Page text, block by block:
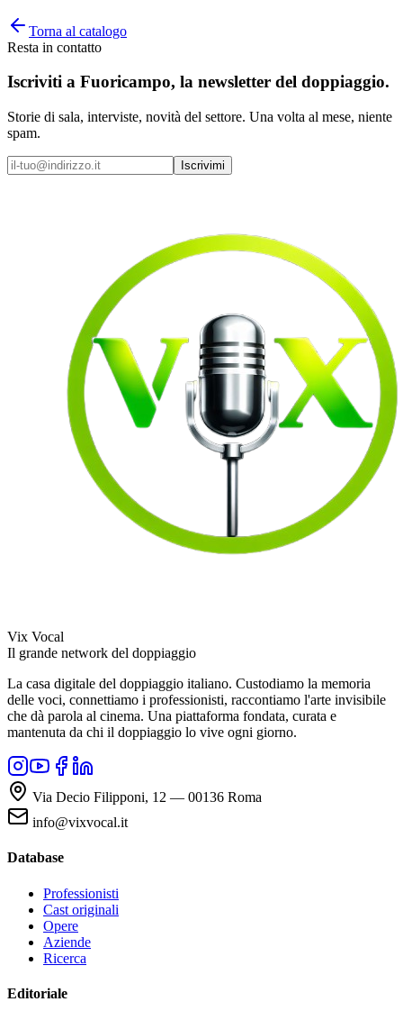
Torna al catalogo
Resta in contatto
Iscriviti a Fuoricampo, la newsletter del doppiaggio.
Storie di sala, interviste, novità del settore. Una volta al mese, niente
spam.
Iscrivimi
Vix Vocal
Il grande network del doppiaggio
La casa digitale del doppiaggio italiano. Custodiamo la memoria
delle voci, connettiamo i professionisti, raccontiamo l'arte invisibile
che dà parola al cinema. Una piattaforma fondata, curata e
mantenuta da chi il doppiaggio lo vive ogni giorno.
Via Decio Filipponi, 12 — 00136 Roma
info@vixvocal.it
Database
Professionisti
Cast originali
Opere
Aziende
Ricerca
Editoriale